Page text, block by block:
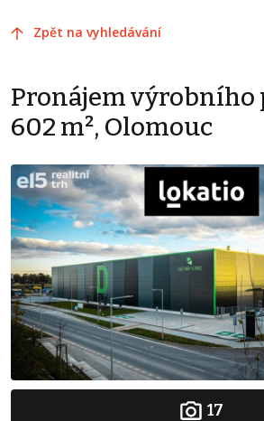
Zpět na vyhledávání
Pronájem výrobního
602 m², Olomouc
17